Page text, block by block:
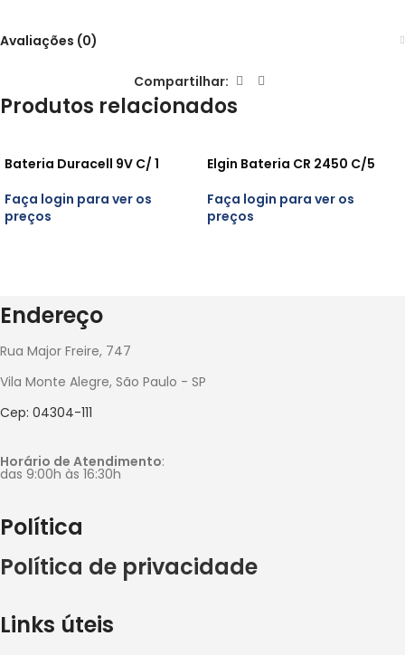
Avaliações (0)
Compartilhar:
Produtos relacionados
Bateria Duracell 9V C/ 1
Faça login para ver os
preços
Elgin Bateria CR 2450 C/5
Faça login para ver os
preços
Endereço
Rua Major Freire, 747
Vila Monte Alegre, São Paulo - SP
Cep: 04304-111
Horário de Atendimento:
das 9:00h às 16:30h
Política
Política de privacidade
Links úteis